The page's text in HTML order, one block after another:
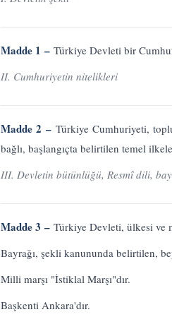
Madde 1 – Türkiye Devleti bir
II. Cumhuriyetin nitelikleri
Madde 2 – Türkiye Cumhuriyeti,
bağlı, başlangıçta belirtilen temel
III. Devletin bütünlüğü, Resmî dili,
Madde 3 – Türkiye Devleti, ülkesi ve
Bayrağı, şekli kanununda belirtilen,
Milli marşı "İstiklal Marşı"dır.
Başkenti Ankara'dır.